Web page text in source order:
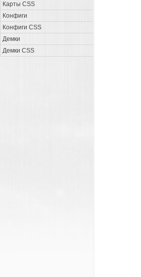
Карты CSS
Конфиги
Конфиги CSS
Демки
Демки CSS